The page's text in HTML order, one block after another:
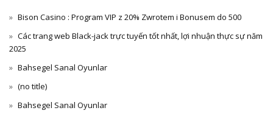
Bison Casino : Program VIP z 20% Zwrotem i Bonusem do 500
Các trang web Black-jack trực tuyến tốt nhất, lợi nhuận thực sự năm
2025
Bahsegel Sanal Oyunlar
(no title)
Bahsegel Sanal Oyunlar